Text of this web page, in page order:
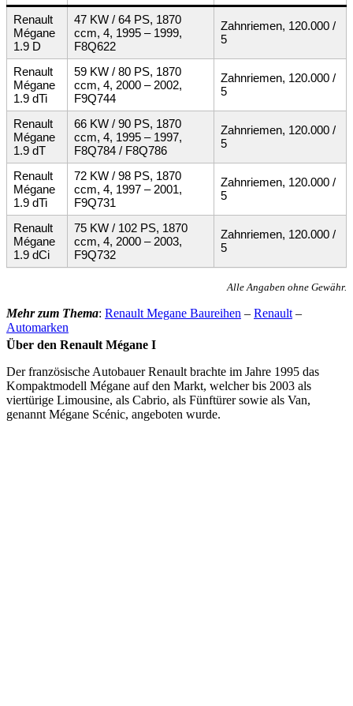
Renault
Mégane
1.9 D
47 KW / 64 PS, 1870
ccm, 4, 1995 – 1999,
F8Q622
Zahnriemen, 120.000 /
5
Renault
Mégane
1.9 dTi
59 KW / 80 PS, 1870
ccm, 4, 2000 – 2002,
F9Q744
Zahnriemen, 120.000 /
5
Renault
Mégane
1.9 dT
66 KW / 90 PS, 1870
ccm, 4, 1995 – 1997,
F8Q784 / F8Q786
Zahnriemen, 120.000 /
5
Renault
Mégane
1.9 dTi
72 KW / 98 PS, 1870
ccm, 4, 1997 – 2001,
F9Q731
Zahnriemen, 120.000 /
5
Renault
Mégane
1.9 dCi
75 KW / 102 PS, 1870
ccm, 4, 2000 – 2003,
F9Q732
Zahnriemen, 120.000 /
5
Alle Angaben ohne Gewähr.
Mehr zum Thema: Renault Megane Baureihen – Renault –
Automarken
Über den Renault Mégane I
Der französische Autobauer Renault brachte im Jahre 1995 das
Kompaktmodell Mégane auf den Markt, welcher bis 2003 als
viertürige Limousine, als Cabrio, als Fünftürer sowie als Van,
genannt Mégane Scénic, angeboten wurde.